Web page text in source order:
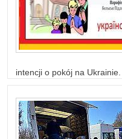
intencji o pokój na Ukrainie.